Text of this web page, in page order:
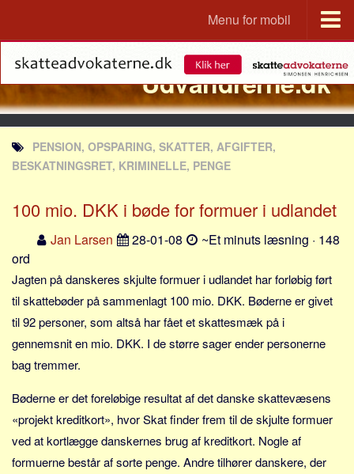
Menu for mobil
Portal
Udvandrerne.dk
Utvandrerne.no
Utvandrarna.se
Tyskland.dk
Rusland.dk
JLKM.dk
Tyrkiet
Sverige
Italien
Grækenland
Udvandrerne.dk
PENSION, OPSPARING, SKATTER, AFGIFTER,
BESKATNINGSRET, KRIMINELLE, PENGE
100 mio. DKK i bøde for formuer i udlandet
Jan Larsen 28-01-08
~Et minuts læsning · 148
ord
Jagten på danskeres skjulte formuer i udlandet har forløbig ført
til skattebøder på sammenlagt 100 mio. DKK. Bøderne er givet
til 92 personer, som altså har fået et skattesmæk på i
gennemsnit en mio. DKK. I de større sager ender personerne
bag tremmer.
Bøderne er det foreløbige resultat af det danske skattevæsens
«projekt kreditkort», hvor Skat finder frem til de skjulte formuer
ved at kortlægge danskernes brug af kreditkort. Nogle af
formuerne består af sorte penge. Andre tilhører danskere, der